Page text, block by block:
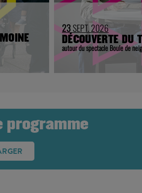
23SEPT. 2026
DÉCOUVERTE DU
autour du spectacle Boule de
programme